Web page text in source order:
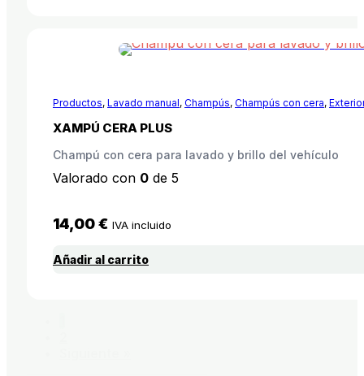
Productos, Lavado manual, Champús, Champús con cera,
XAMPÚ CERA PLUS
Champú con cera para lavado y brillo del vehículo
Valorado con 0 de 5
14,00€ IVA incluido
Añadir al carrito